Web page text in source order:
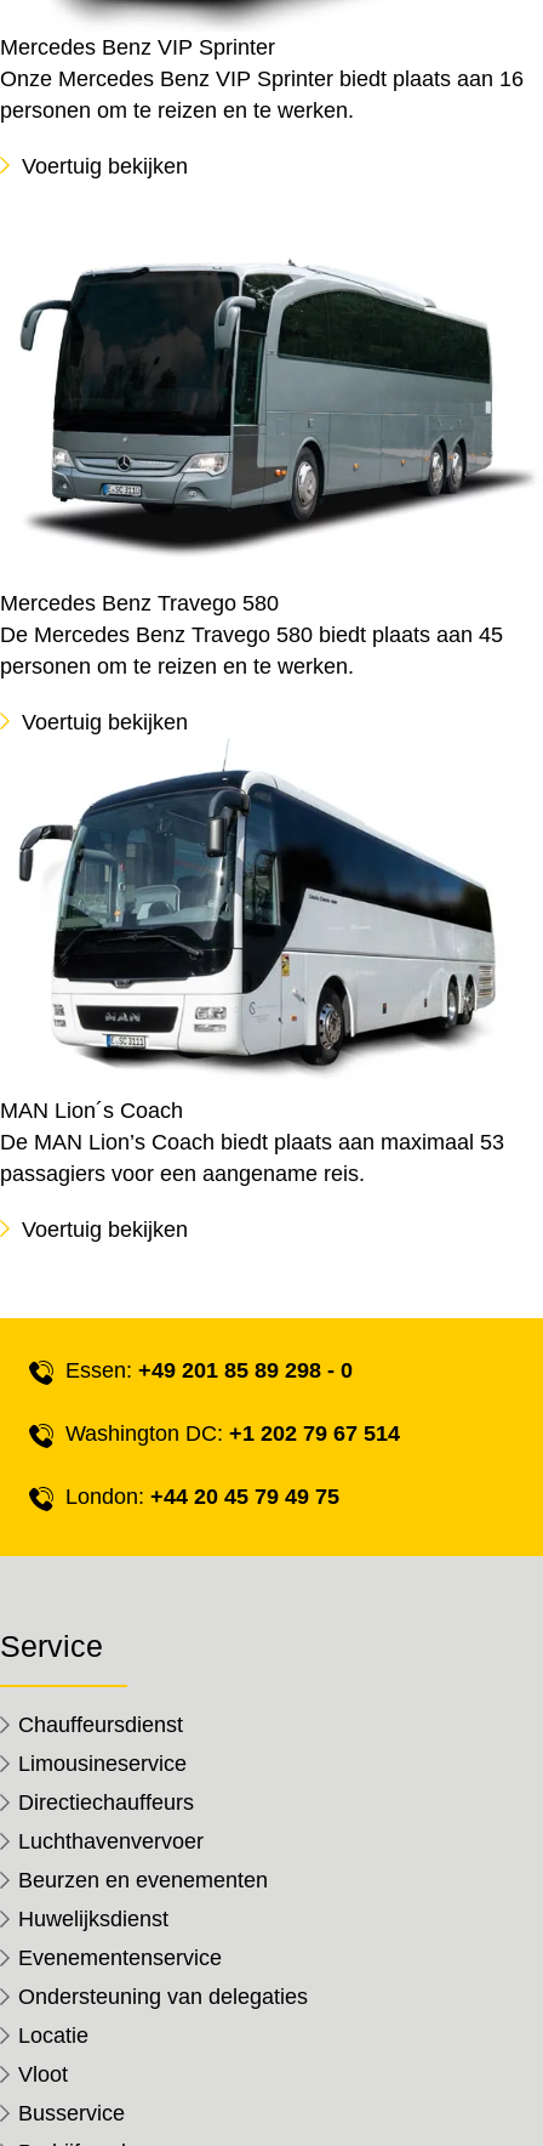
Mercedes Benz VIP Sprinter
Onze Mercedes Benz VIP Sprinter biedt plaats aan 16
personen om te reizen en te werken.
Voertuig bekijken
Mercedes Benz Travego 580
De Mercedes Benz Travego 580 biedt plaats aan 45
personen om te reizen en te werken.
Voertuig bekijken
MAN Lion´s Coach
De MAN Lion’s Coach biedt plaats aan maximaal 53
passagiers voor een aangename reis.
Voertuig bekijken
Essen:+49 201 85 89 298 - 0
Washington DC:+1 202 79 67 514
London:+44 20 45 79 49 75
Service
Chauffeursdienst
Limousineservice
Directiechauffeurs
Luchthavenvervoer
Beurzen en evenementen
Huwelijksdienst
Evenementenservice
Ondersteuning van delegaties
Locatie
Vloot
Busservice